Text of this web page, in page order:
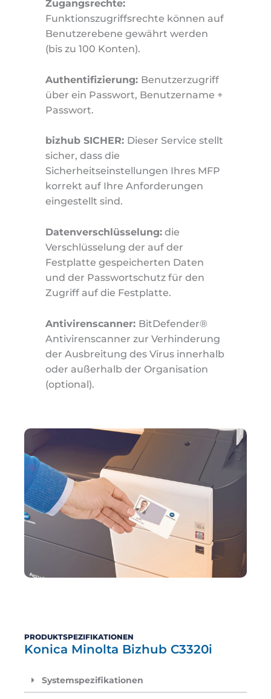
Zugangsrechte:
Funktionszugriffsrechte können auf
Benutzerebene gewährt werden
(bis zu 100 Konten).
Authentifizierung: Benutzerzugriff
über ein Passwort, Benutzername +
Passwort.
bizhub SICHER: Dieser Service stellt
sicher, dass die
Sicherheitseinstellungen Ihres MFP
korrekt auf Ihre Anforderungen
eingestellt sind.
Datenverschlüsselung: die
Verschlüsselung der auf der
Festplatte gespeicherten Daten
und der Passwortschutz für den
Zugriff auf die Festplatte.
Antivirenscanner: BitDefender®
Antivirenscanner zur Verhinderung
der Ausbreitung des Virus innerhalb
oder außerhalb der Organisation
(optional).
PRODUKTSPEZIFIKATIONEN
Konica Minolta Bizhub C3320i
Systemspezifikationen